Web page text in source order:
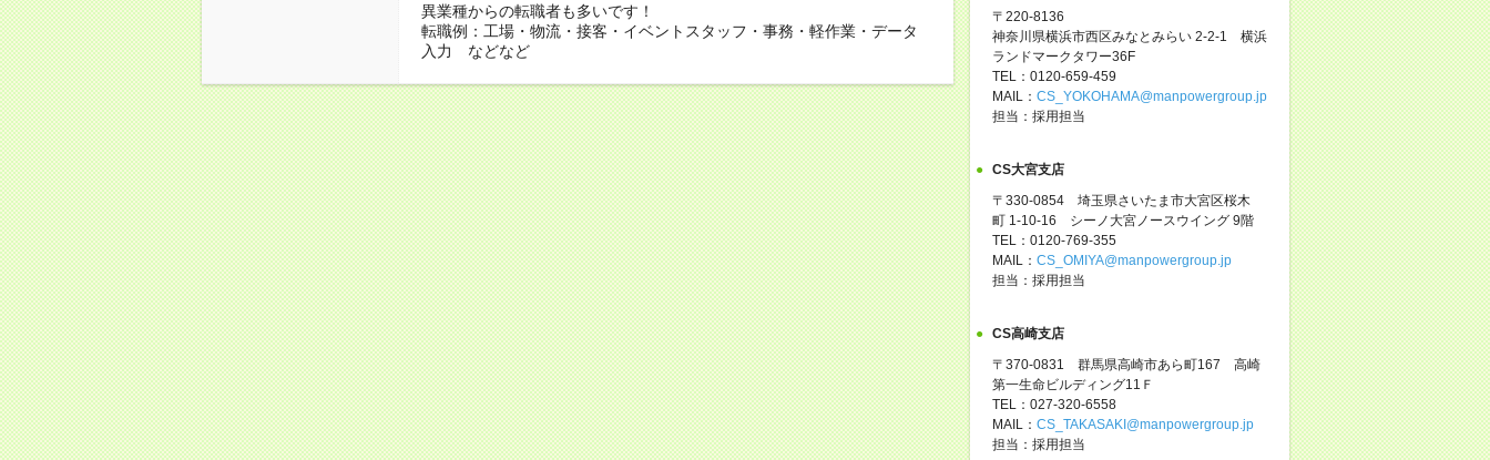
異業種からの転職者も多いです！
転職例：工場・物流・接客・イベントスタッフ・事務・軽作業・データ
入力 などなど
〒220-8136
神奈川県横浜市西区みなとみらい 2-2-1 横浜
ランドマークタワー36F
TEL：0120-659-459
MAIL： CS_YOKOHAMA@manpowergroup.jp
担当：採用担当
CS大宮支店
〒330-0854 埼玉県さいたま市大宮区桜木
町 1-10-16 シーノ大宮ノースウイング 9階
TEL：0120-769-355
MAIL： CS_OMIYA@manpowergroup.jp
担当：採用担当
CS高崎支店
〒370-0831 群馬県高崎市あら町167 高崎
第一生命ビルディング11Ｆ
TEL：027-320-6558
MAIL： CS_TAKASAKI@manpowergroup.jp
担当：採用担当